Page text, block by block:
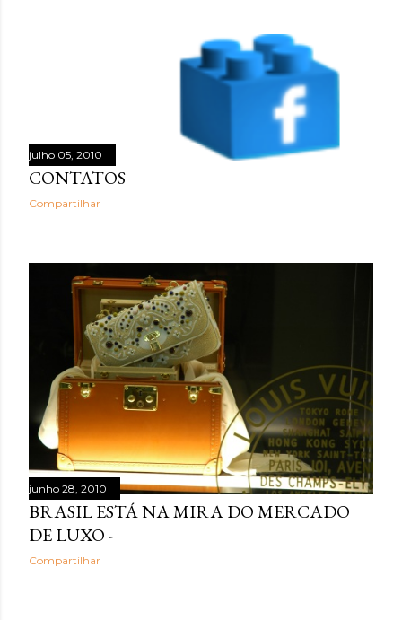
julho 05, 2010
CONTATOS
Compartilhar
junho 28, 2010
BRASIL ESTÁ NA MIRA DO MERCADO
DE LUXO -
Compartilhar